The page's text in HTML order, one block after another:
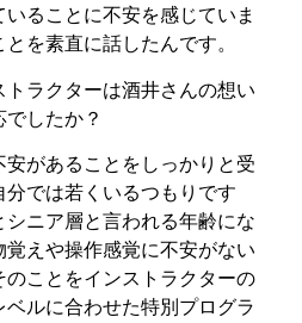
ることに不安を感じていま
を素直に話したんです。
トラクターは酒井さんの想い
したか？
安があることをしっかりと受
では若くいるつもりです
ニア層と言われる年齢にな
えや操作感覚に不安がない
ことをインストラクターの
ルに合わせた特別プログラ